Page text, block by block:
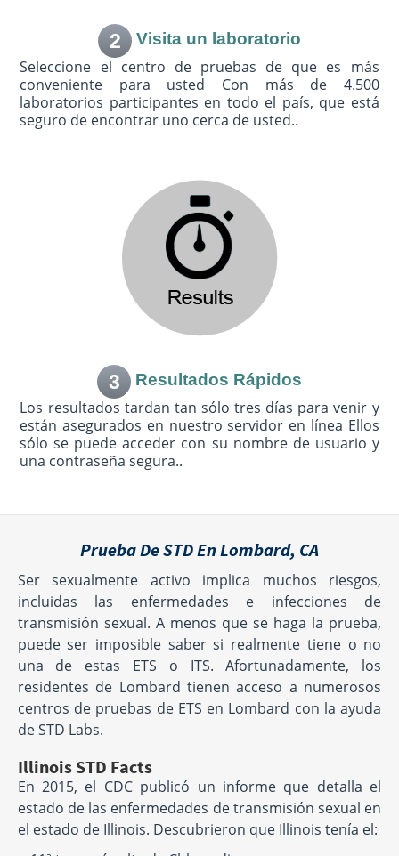
2 Visita un laboratorio
Seleccione el centro de pruebas de que es más
conveniente para usted Con más de 4.500
laboratorios participantes en todo el país, que está
seguro de encontrar uno cerca de usted..
3 Resultados Rápidos
Los resultados tardan tan sólo tres días para venir y
están asegurados en nuestro servidor en línea Ellos
sólo se puede acceder con su nombre de usuario y
una contraseña segura..
Prueba De STD En Lombard, CA
Ser sexualmente activo implica muchos riesgos,
incluidas las enfermedades e infecciones de
transmisión sexual. A menos que se haga la prueba,
puede ser imposible saber si realmente tiene o no
una de estas ETS o ITS. Afortunadamente, los
residentes de Lombard tienen acceso a numerosos
centros de pruebas de ETS en Lombard con la ayuda
de STD Labs.
Illinois STD Facts
En 2015, el CDC publicó un informe que detalla el
estado de las enfermedades de transmisión sexual en
el estado de Illinois. Descubrieron que Illinois tenía el: